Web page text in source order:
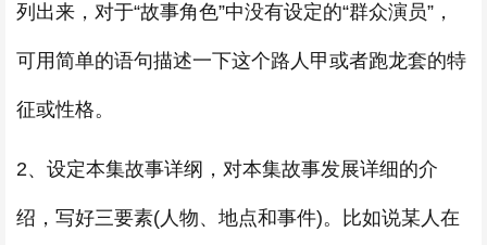
列出来，对于“故事角色”中没有设定的“群众演员”，
可用简单的语句描述一下这个路人甲或者跑龙套的特
征或性格。
2、设定本集故事详纲，对本集故事发展详细的介
绍，写好三要素(人物、地点和事件)。比如说某人在